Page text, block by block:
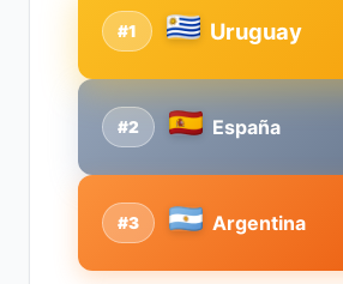
#2 España
#1 Uruguay
#3 Argentina